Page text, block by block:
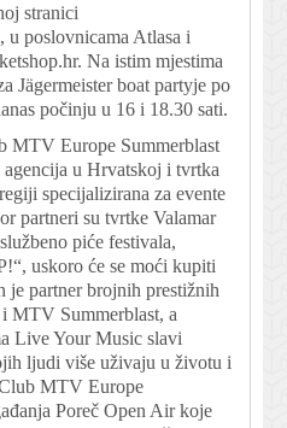
stranici
, u poslovnicama Atlasa i
Na istim mjestima
Jägermeister boat partyje po
počinju u 16 i 18.30 sati.
MTV Europe Summerblast
u Hrvatskoj i tvrtka
specijalizirana za evente
partneri su tvrtke Valamar
piće festivala,
uskoro će se moći kupiti
je partner brojnih prestižnih
MTV Summerblast, a
Live Your Music slavi
ljudi više uživaju u životu i
MTV Europe
Poreč Open Air koje